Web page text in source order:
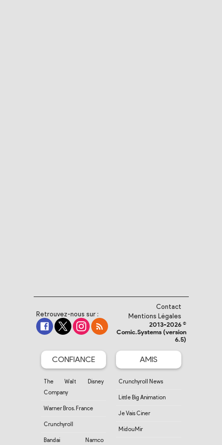
Retrouvez-nous sur :
Contact
Mentions Légales
2013-2026 ©
Comic.Systems (version
6.5)
CONFIANCE
The Walt Disney
Company
Warner Bros. France
Crunchyroll
Bandai Namco
AMIS
Crunchyroll News
Little Big Animation
Je Vais Ciner
MidouMir